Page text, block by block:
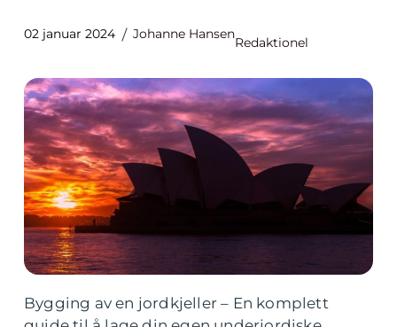
02 januar 2024 Johanne Hansen
Redaktionel
Bygging av en jordkjeller – En komplett